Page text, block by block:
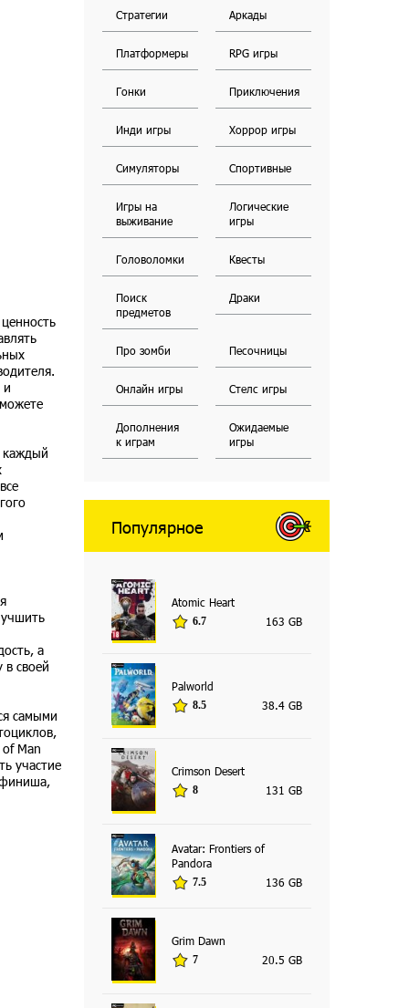
и
каждый
а
своей
самыми
Man
участие
финиша,
Стратегии Аркады
Платформеры RPG игры
Гонки Приключения
Инди игры Хоррор игры
Симуляторы Спортивные
Игры на
выживание
Логические
игры
Головоломки Квесты
Поиск
предметов
Драки
Про зомби Песочницы
Онлайн игры Стелс игры
Дополнения
к играм
Ожидаемые
игры
Популярное
Atomic Heart
6.7 163 GB
Palworld
8.5 38.4 GB
Crimson Desert
8 131 GB
Avatar: Frontiers of
Pandora
7.5 136 GB
Grim Dawn
7 20.5 GB